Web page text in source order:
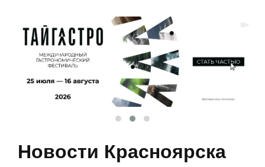
Новости Красноярска